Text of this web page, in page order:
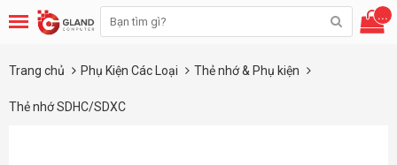
...
Trang chủ Phụ Kiện Các Loại Thẻ nhớ & Phụ kiện
Thẻ nhớ SDHC/SDXC